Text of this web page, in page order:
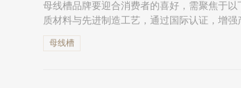
母线槽品牌要迎合消费者的喜好，需聚焦于
质材料与先进制造工艺，通过国际认证，增
母线槽